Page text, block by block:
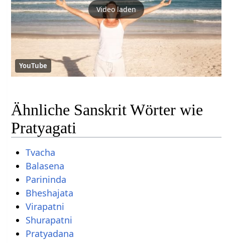
Video laden
YouTube
Ähnliche Sanskrit Wörter wie
Pratyagati
Tvacha
Balasena
Parininda
Bheshajata
Virapatni
Shurapatni
Pratyadana